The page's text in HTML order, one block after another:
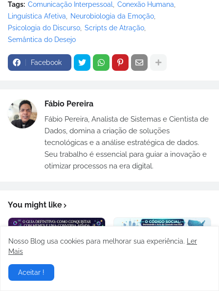
Tags: Comunicação Interpessoal Conexão Humana
Linguística Afetiva
Neurobiologia da Emoção
Psicologia do Discurso Scripts de Atração
Semântica do Desejo
Facebook
Fábio Pereira
Fábio Pereira, Analista de Sistemas e Cientista de
Dados, domina a criação de soluções
tecnológicas e a análise estratégica de dados.
Seu trabalho é essencial para guiar a inovação e
otimizar processos na era digital.
You might like
Como conquistar
Nosso Blog usa cookies para melhorar sua experiência.
Ler
Mais
Aceitar !